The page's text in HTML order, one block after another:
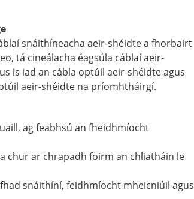
snáithíneacha aeir-shéidte a fhorbairt
tá cineálacha éagsúla cáblaí aeir-
is iad an cábla optúil aeir-shéidte agus
aeir-shéidte na príomhtháirgí.
ag feabhsú an fheidhmíocht
chur ar chrapadh foirm an chliatháin le
snáithíní, feidhmíocht mheicniúil agus